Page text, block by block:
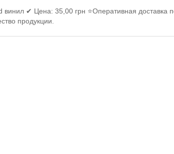
✔ Цена: 35,00 грн ⭐Оперативная доставка
продукции.